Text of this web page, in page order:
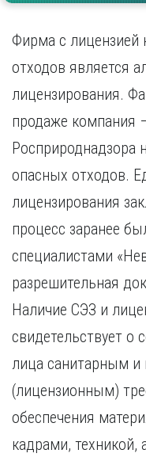
К
Калининград
Калуга
Киров
Краснодар
Красноярск
Курган
Курск
Л
Липецк
М
Магнитогорск
Махачкала
Набережные
Нижний
Нижний Тагил
Новосибирск
Фирма с лицензией
отходов является
лицензирования.
продаже компания
Росприроднадзора
опасных отходов.
лицензирования
процесс заранее
специалистами
разрешительная
Наличие СЭЗ и
свидетельствует о
лица санитарным
(лицензионным)
обеспечения
кадрами, техникой,